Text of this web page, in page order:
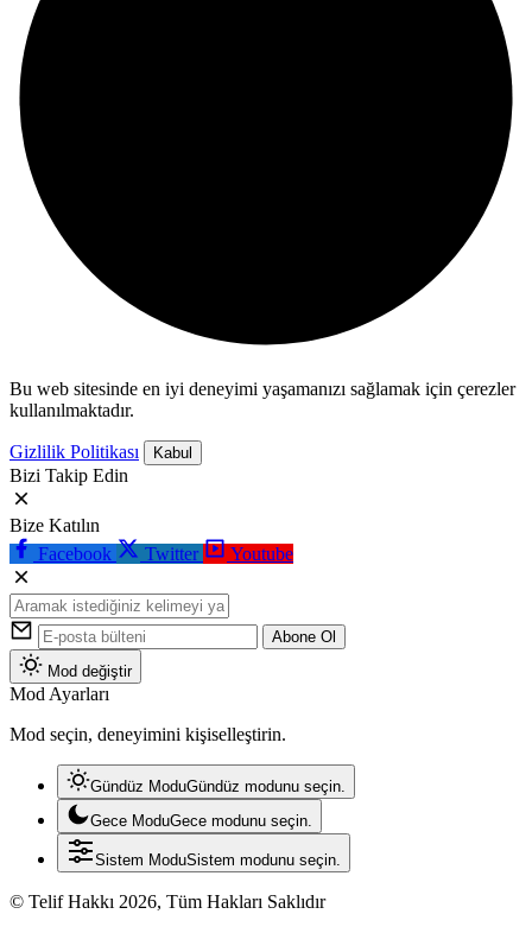
Bu web sitesinde en iyi deneyimi yaşamanızı sağlamak için çerezler
kullanılmaktadır.
Gizlilik Politikası Kabul
Bizi Takip Edin
Bize Katılın
Facebook
Twitter Youtube
Abone Ol
Mod değiştir
Mod Ayarları
Mod seçin, deneyimini kişiselleştirin.
Gündüz ModuGündüz modunu seçin.
Gece ModuGece modunu seçin.
Sistem ModuSistem modunu seçin.
© Telif Hakkı 2026, Tüm Hakları Saklıdır